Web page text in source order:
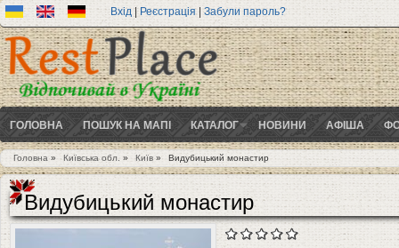
Вхід | Реєстрація|Забули пароль?
ГОЛОВНА ПОШУК НА МАПІ КАТАЛОГ НОВИНИ АФІША
Ви є тут
Головна» Київська обл. » Київ » Видубицький монастир
Видубицький монастир